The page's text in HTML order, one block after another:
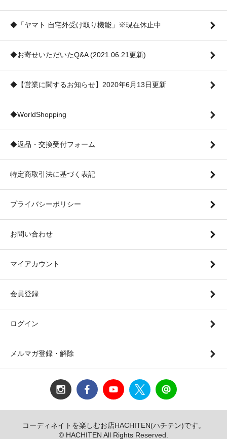
◆「ヤマト 自宅外受け取り機能」※現在休止中
◆お寄せいただいたQ&A (2021.06.21更新)
◆【営業に関するお知らせ】2020年6月13日更新
◆WorldShopping
◆返品・交換受付フォーム
特定商取引法に基づく表記
プライバシーポリシー
お問い合わせ
マイアカウント
会員登録
ログイン
メルマガ登録・解除
コーディネイトを楽しむお店HACHITEN(ハチテン)です。
© HACHITEN All Rights Reserved.